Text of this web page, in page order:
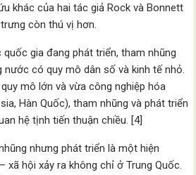
khác của hai tác giả Rock và Bonnett
còn thú vị hơn.
gia đang phát triển, tham nhũng
nước có quy mô dân số và kinh tế nhỏ.
mô lớn và vừa công nghiệp hóa
Hàn Quốc), tham nhũng và phát triển
hệ tịnh tiến thuận chiều. [4]
nhưng phát triển là một hiện
xã hội xảy ra không chỉ ở Trung Quốc.